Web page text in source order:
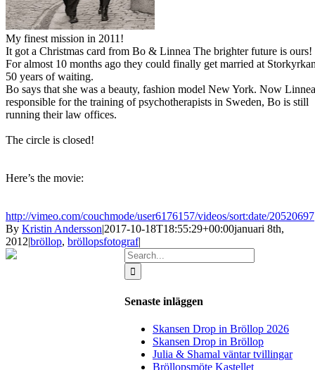
My finest mission in 2011!
It got a Christmas card from Bo & Linnea The brighter future is ours!
For almost 10 months ago they could finally get married at
50 years of waiting.
Bo says that she was a beauty, fashion model New York. Now Linnea
responsible for the training of psychotherapists in Sweden, Bo is still
running their law offices.
The circle is closed!
Here’s the movie:
http://vimeo.com/couchmode/user6176157/videos/sort:date/20520697
By Kristin Andersson|2017-10-18T18:55:29+00:00januari 8th,
2012|bröllop, bröllopsfotograf|
Search
for:
Senaste inläggen
Skansen Drop in Bröllop 2026
Skansen Drop in Bröllop
Julia & Shamal väntar tvillingar
Bröllopsmöte Kastellet